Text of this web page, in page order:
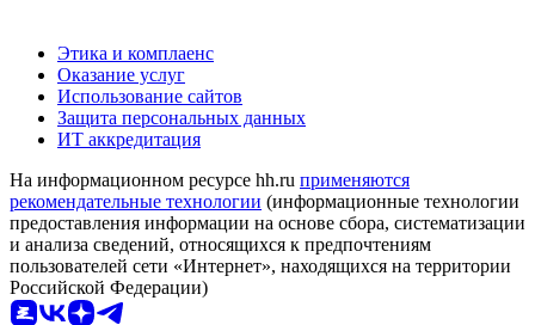
Этика и комплаенс
Оказание услуг
Использование сайтов
Защита персональных данных
ИТ аккредитация
На информационном ресурсе hh.ru применяются
рекомендательные технологии (информационные технологии
предоставления информации на основе сбора, систематизации
и анализа сведений, относящихся к предпочтениям
пользователей сети «Интернет», находящихся на территории
Российской Федерации)